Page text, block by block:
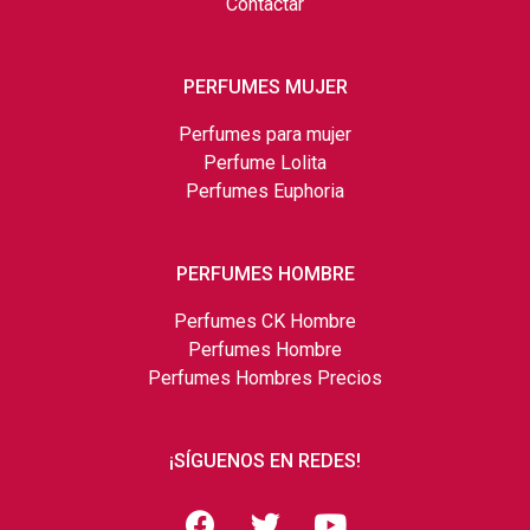
PERFUMES MUJER
Perfumes para mujer
Perfume Lolita
Perfumes Euphoria
PERFUMES HOMBRE
Perfumes CK Hombre
Perfumes Hombre
Perfumes Hombres Precios
¡SÍGUENOS EN REDES!